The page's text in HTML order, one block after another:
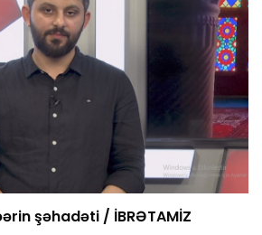
şəhadəti / İBRƏTAMİZ